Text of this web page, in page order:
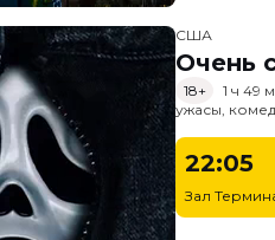
США
Очень
18+
1 ч 49
ужасы,
22:05
Зал